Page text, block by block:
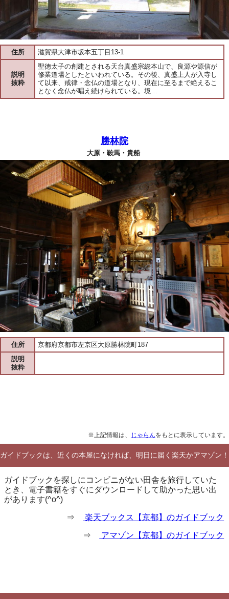
住所 滋賀県大津市坂本五丁目13-1
説明
抜粋
聖徳太子の創建とされる天台真盛宗総本山で、良源や源信が
修業道場としたといわれている。その後、真盛上人が入寺し
て以来、戒律・念仏の道場となり、現在に至るまで絶えるこ
となく念仏が唱え続けられている。境…
勝林院
大原・鞍馬・貴船
住所
京都府京都市左京区大原勝林院町187
説明
抜粋
※上記情報は、 じゃらんをもとに表示しています。
ガイドブックは、近くの本屋になければ、明日に届く楽天かアマゾン！
ガイドブックを探しにコンビニがない田舎を旅行していた
とき、電子書籍をすぐにダウンロードして助かった思い出
があります(^o^)
⇒ 楽天ブックス【京都】のガイドブック
⇒ アマゾン【京都】のガイドブック